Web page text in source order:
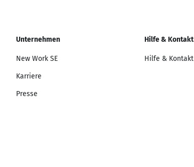
Unternehmen
New Work SE
Karriere
Presse
Hilfe & Kontakt
Hilfe & Kontakt